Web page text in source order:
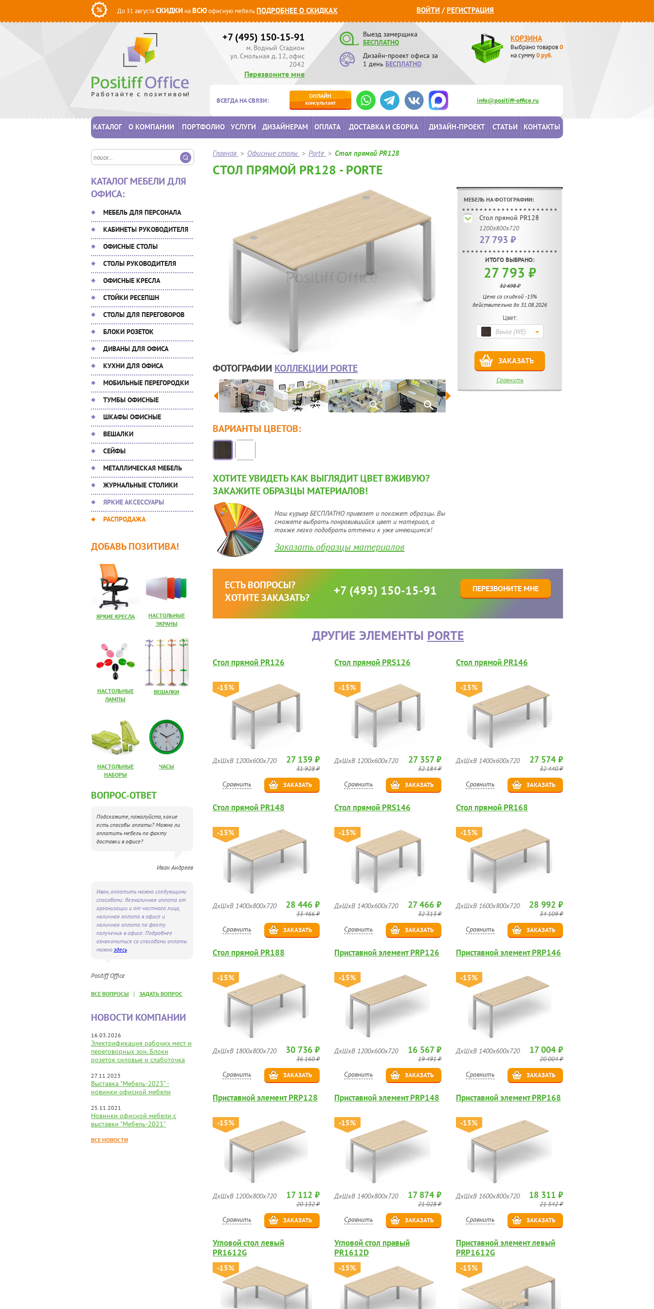
До 31 августаСКИДКИ наВСЮофисную мебельПОДРОБНЕЕ О СКИДКАХ ВОЙТИ /РЕГИСТРАЦИЯ
+7 (495) 150-15-91
м. Водный Стадион
ул. Смольная д. 12, офис
2042
Перезвоните мне
Выезд замерщика
БЕСПЛАТНО
Дизайн-проект офиса за
1 день БЕСПЛАТНО
КОРЗИНА
Выбрано товаров0
на сумму0руб.
ВСЕГДА НА СВЯЗИ:
ОНЛАЙН
консультант
info@positiff-office.ru
КАТАЛОГ О КОМПАНИИ ПОРТФОЛИО УСЛУГИ ДИЗАЙНЕРАМ ОПЛАТА ДОСТАВКА И СБОРКА ДИЗАЙН-ПРОЕКТ СТАТЬИ КОНТАКТЫ
КАТАЛОГ МЕБЕЛИ ДЛЯ
ОФИСА:
МЕБЕЛЬ ДЛЯ ПЕРСОНАЛА
КАБИНЕТЫ РУКОВОДИТЕЛЯ
ОФИСНЫЕ СТОЛЫ
СТОЛЫ РУКОВОДИТЕЛЯ
ОФИСНЫЕ КРЕСЛА
СТОЙКИ РЕСЕПШН
СТОЛЫ ДЛЯ ПЕРЕГОВОРОВ
БЛОКИ РОЗЕТОК
ДИВАНЫ ДЛЯ ОФИСА
КУХНИ ДЛЯ ОФИСА
МОБИЛЬНЫЕ ПЕРЕГОРОДКИ
ТУМБЫ ОФИСНЫЕ
ШКАФЫ ОФИСНЫЕ
ВЕШАЛКИ
СЕЙФЫ
МЕТАЛЛИЧЕСКАЯ МЕБЕЛЬ
ЖУРНАЛЬНЫЕ СТОЛИКИ
ЯРКИЕ АКСЕССУАРЫ
РАСПРОДАЖА
ДОБАВЬ ПОЗИТИВА!
ЯРКИЕ КРЕСЛА
НАСТОЛЬНЫЕ
ЭКРАНЫ
НАСТОЛЬНЫЕ
ЛАМПЫ
ВЕШАЛКИ
НАСТОЛЬНЫЕ
НАБОРЫ
ЧАСЫ
ВОПРОС-ОТВЕТ
Подскажите, пожалуйста, какие
есть способы оплаты? Можно ли
оплатить мебель по факту
доставки в офисе?
Иван Андреев
Иван, оплатить можно следующими
способами: безналичная оплата от
организации и от частного лица,
наличная оплата в офисе и
наличная оплата по факту
получения в офисе. Подробнее
ознакомиться со способами оплаты
можно здесь
Positiff Office
ВСЕ ВОПРОСЫ | ЗАДАТЬ ВОПРОС
НОВОСТИ КОМПАНИИ
16.03.2026
Электрификация рабочих мест и
переговорных зон. Блоки
розеток силовые и слаботочка
27.11.2023
Выставка "Мебель-2023" -
новинки офисной мебели
25.11.2021
Новинки офисной мебели с
выставки "Мебель-2021"
ВСЕ НОВОСТИ
Главная > Офисные столы > Porte > Стол прямой PR128
СТОЛ ПРЯМОЙ PR128 - PORTE
ФОТОГРАФИИ КОЛЛЕКЦИИ PORTE
МЕБЕЛЬ НА ФОТОГРАФИИ:
Стол прямой PR128
1200х800х720
27 793 ₽
ИТОГО ВЫБРАНО:
27 793 ₽
32 698 ₽
Цена со скидкой -15%
действительна до 31.08.2026
Цвет:
Венге (WE)
ЗАКАЗАТЬ
Сравнить
ВАРИАНТЫ ЦВЕТОВ:
ХОТИТЕ УВИДЕТЬ КАК ВЫГЛЯДИТ ЦВЕТ ВЖИВУЮ?
ЗАКАЖИТЕ ОБРАЗЦЫ МАТЕРИАЛОВ!
Наш курьер БЕСПЛАТНО привезет и покажет образцы. Вы
сможете выбрать понравившийся цвет и материал, а
также легко подобрать оттенки к уже имеющимся!
Заказать образцы материалов
ЕСТЬ ВОПРОСЫ?
ХОТИТЕ ЗАКАЗАТЬ?
+7 (495) 150-15-91 ПЕРЕЗВОНИТЕ МНЕ
ДРУГИЕ ЭЛЕМЕНТЫ PORTE
Стол прямой PR126
-15%
ДхШхВ 1200х600х720 27 139 ₽
31 928 ₽
Сравнить ЗАКАЗАТЬ
Стол прямой PRS126
-15%
ДхШхВ 1200х600х720 27 357 ₽
32 184 ₽
Сравнить ЗАКАЗАТЬ
Стол прямой PR146
-15%
ДхШхВ 1400х600х720 27 574 ₽
32 440 ₽
Сравнить ЗАКАЗАТЬ
Стол прямой PR148
-15%
ДхШхВ 1400х800х720 28 446 ₽
33 466 ₽
Сравнить ЗАКАЗАТЬ
Стол прямой PRS146
-15%
ДхШхВ 1400х600х720 27 466 ₽
32 313 ₽
Сравнить ЗАКАЗАТЬ
Стол прямой PR168
-15%
ДхШхВ 1600х800х720 28 992 ₽
34 109 ₽
Сравнить ЗАКАЗАТЬ
Стол прямой PR188
-15%
ДхШхВ 1800х800х720 30 736 ₽
36 160 ₽
Сравнить ЗАКАЗАТЬ
Приставной элемент PRP126
-15%
ДхШхВ 1200х600х720 16 567 ₽
19 491 ₽
Сравнить ЗАКАЗАТЬ
Приставной элемент PRP146
-15%
ДхШхВ 1400х600х720 17 004 ₽
20 004 ₽
Сравнить ЗАКАЗАТЬ
Приставной элемент PRP128
-15%
ДхШхВ 1200х800х720 17 112 ₽
20 132 ₽
Сравнить ЗАКАЗАТЬ
Приставной элемент PRP148
-15%
ДхШхВ 1400х800х720 17 874 ₽
21 028 ₽
Сравнить ЗАКАЗАТЬ
Приставной элемент PRP168
-15%
ДхШхВ 1600х800х720 18 311 ₽
21 542 ₽
Сравнить ЗАКАЗАТЬ
Угловой стол левый
PR1612G
-15%
Угловой стол правый
PR1612D
-15%
Приставной элемент левый
PRP1612G
-15%